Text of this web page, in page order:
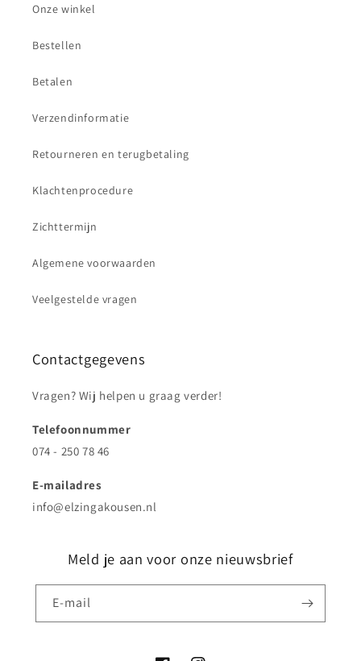
Onze winkel
Bestellen
Betalen
Verzendinformatie
Retourneren en terugbetaling
Klachtenprocedure
Zichttermijn
Algemene voorwaarden
Veelgestelde vragen
Contactgegevens
Vragen? Wij helpen u graag verder!
Telefoonnummer
074 - 250 78 46
E-mailadres
info@elzingakousen.nl
Meld je aan voor onze nieuwsbrief
E‑mail